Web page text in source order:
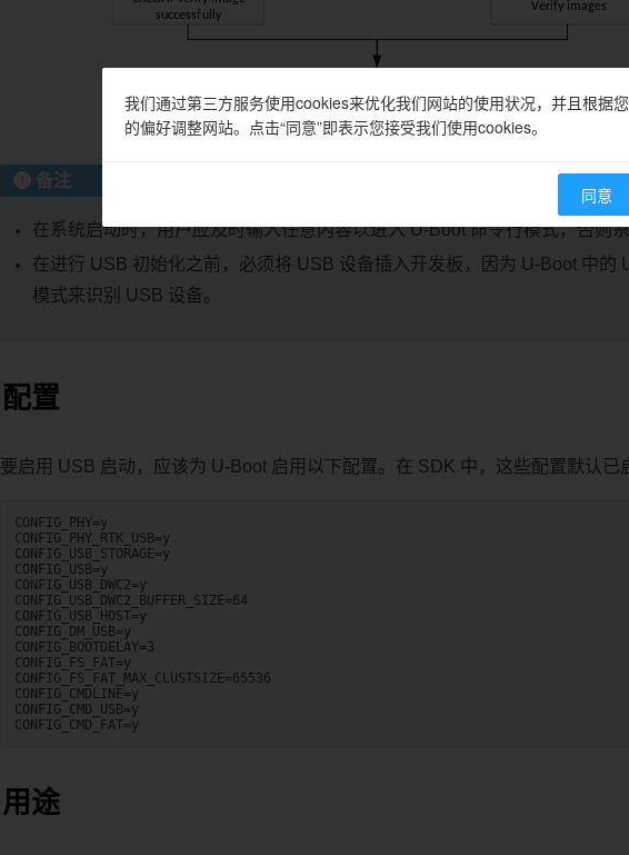
备注
在系统启动时，用户应及时输入任意内容以进入 U-Boot 命令行模式，否则
在进行 USB 初始化之前，必须将 USB 设备插入开发板，因为 U-Boot 中的
模式来识别 USB 设备。
配置
要启用 USB 启动，应该为 U-Boot 启用以下配置。在 SDK 中，这些配置默认已
CONFIG_PHY=y
CONFIG_PHY_RTK_USB=y
CONFIG_USB_STORAGE=y
CONFIG_USB=y
CONFIG_USB_DWC2=y
CONFIG_USB_DWC2_BUFFER_SIZE=64
CONFIG_USB_HOST=y
CONFIG_DM_USB=y
CONFIG_BOOTDELAY=3
CONFIG_FS_FAT=y
CONFIG_FS_FAT_MAX_CLUSTSIZE=65536
CONFIG_CMDLINE=y
CONFIG_CMD_USB=y
用途
我们通过第三方服务使用cookies来优化我们网站的使用状况，并且根据您
的偏好调整网站。点击“同意”即表示您接受我们使用cookies。
同意